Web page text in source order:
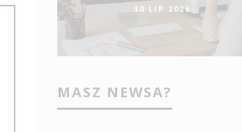
30 LIP 2026
MASZ NEWSA?